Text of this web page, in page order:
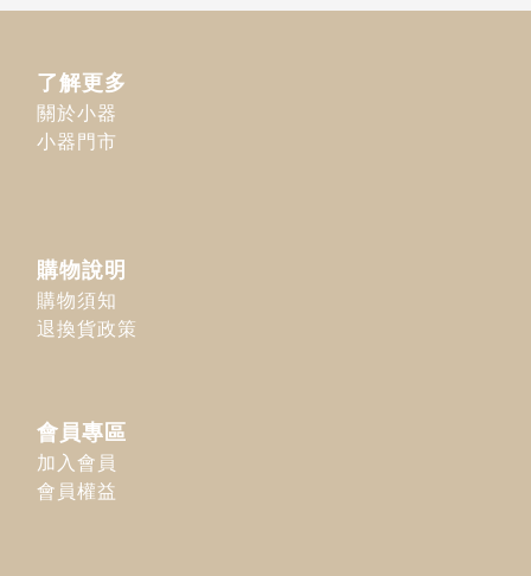
了解更多
關於小器
小器門市
購物說明
購物須知
退換貨政策
會員專區
加入會員
會員權益